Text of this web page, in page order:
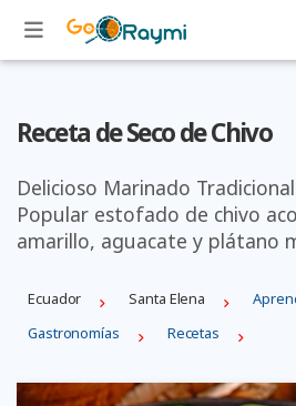
Receta de Seco de Chivo
Delicioso Marinado
Popular estofado de chivo
amarillo, aguacate y plátano
Ecuador Santa Elena
Gastronomías
Recetas